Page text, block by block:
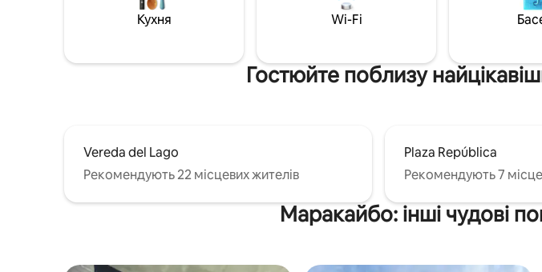
ресторани та заклади фаст-фуд, а
також невеликий торговий центр біля
кімната ✅Вода цілодобово та без
вихідних ✅Кондиціонер ✅Телевізор і
Кухня Wi-Fi
Гостюйте поблизу
Vereda del Lago
Рекомендують 22 місцевих жителів
Plaza República
Рекомендують 7
Маракайбо: інші чудові